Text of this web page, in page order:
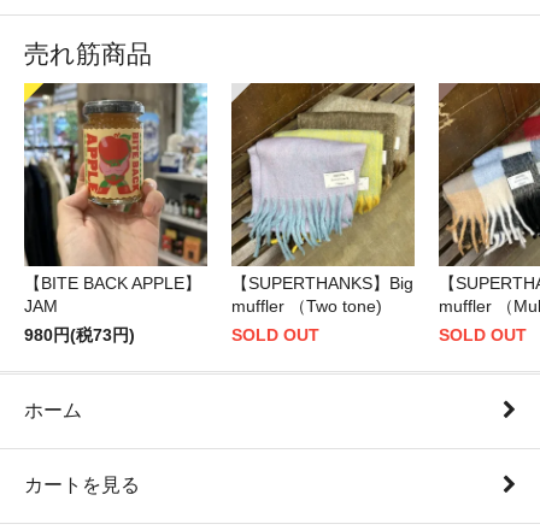
売れ筋商品
【BITE BACK APPLE】
JAM
980円(税73円)
【SUPERTHANKS】Big
muffler （Two tone)
SOLD OUT
【
muffler （
SOLD OUT
ホーム
カートを見る